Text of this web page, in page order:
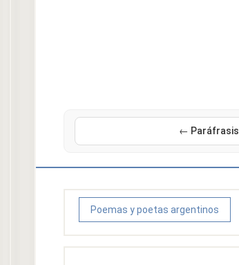
← Paráfrasis
Poemas y poetas argentinos